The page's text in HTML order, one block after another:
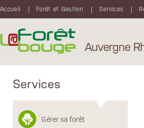
Accueil
Forêt et Gestion Services
Auvergne
Services
Gérer sa forêt